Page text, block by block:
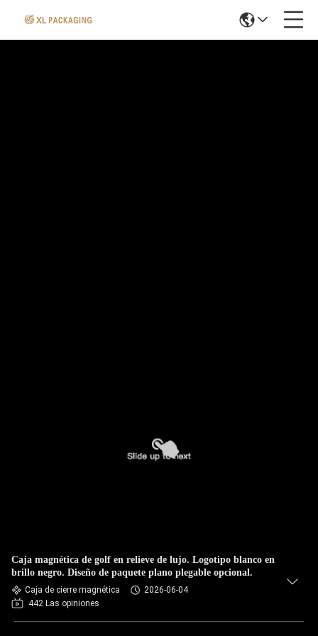
Caja magnética de golf en relieve de lujo. Logotipo blanco en
brillo negro. Diseño de paquete plano plegable opcional.
Caja de cierre magnética
2026-06-04
442 Las opiniones